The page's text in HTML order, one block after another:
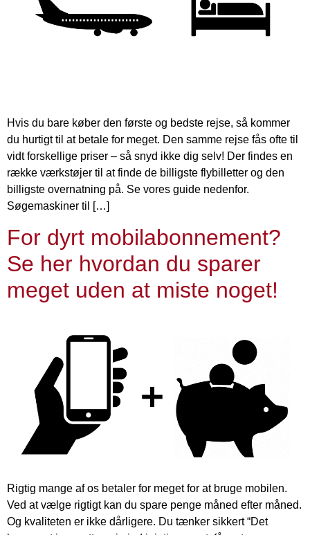
Hvis du bare køber den første og bedste rejse, så kommer
du hurtigt til at betale for meget. Den samme rejse fås ofte til
vidt forskellige priser – så snyd ikke dig selv! Der findes en
række værkstøjer til at finde de billigste flybilletter og den
billigste overnatning på. Se vores guide nedenfor.
Søgemaskiner til […]
For dyrt mobilabonnement?
Se her hvordan du sparer
meget uden at miste noget!
Rigtig mange af os betaler for meget for at bruge mobilen.
Ved at vælge rigtigt kan du spare penge måned efter måned.
Og kvaliteten er ikke dårligere. Du tænker sikkert “Det